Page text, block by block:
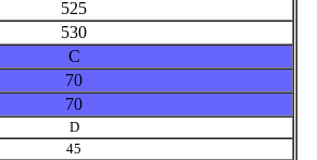
525
530
C
70
70
D
45